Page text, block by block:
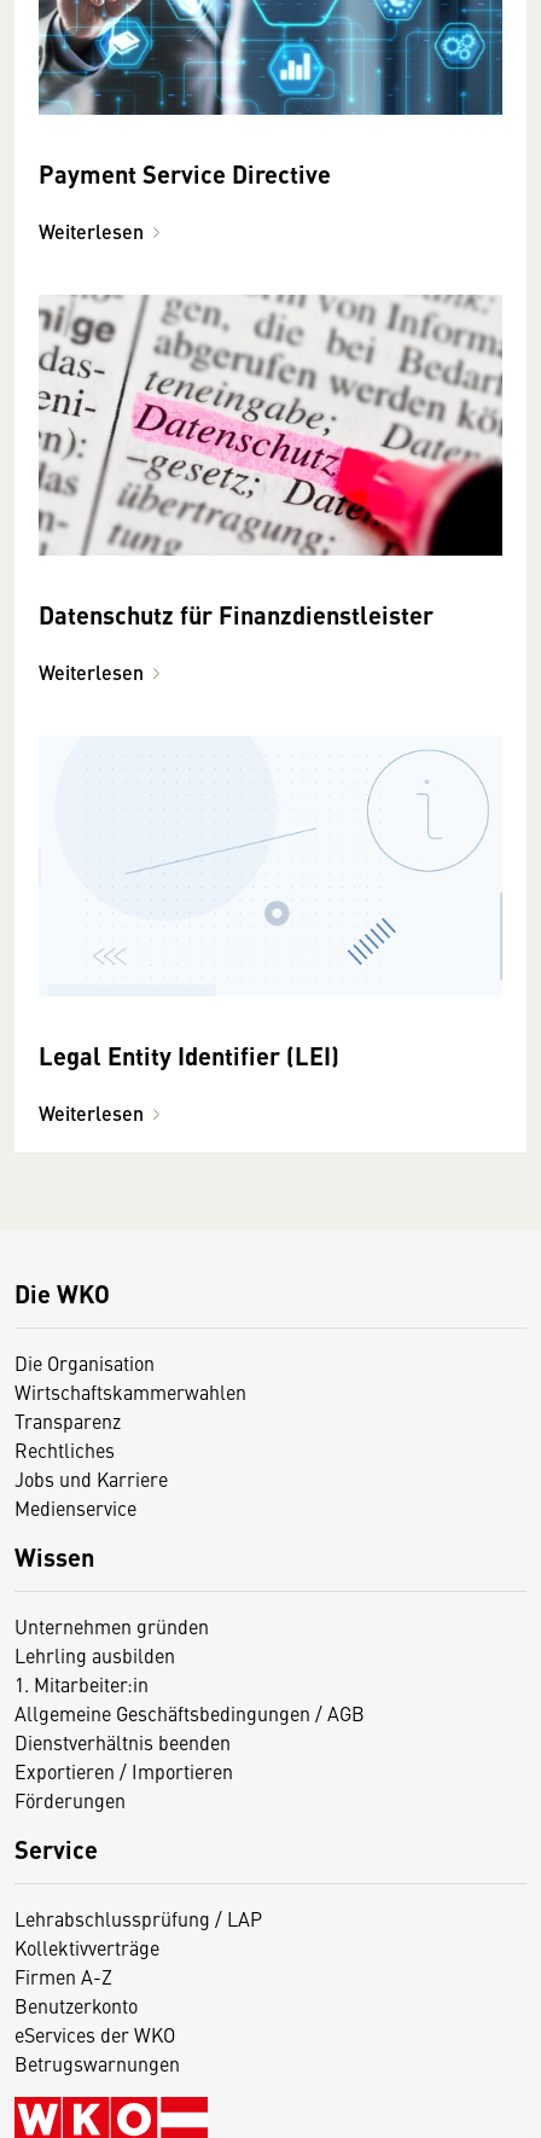
Payment Service Directive
Weiterlesen
Datenschutz für Finanzdienstleister
Weiterlesen
Legal Entity Identifier (LEI)
Weiterlesen
Die WKO
Die Organisation
Wirtschaftskammerwahlen
Transparenz
Rechtliches
Jobs und Karriere
Medienservice
Wissen
Unternehmen gründen
Lehrling ausbilden
1. Mitarbeiter:in
Allgemeine Geschäftsbedingungen / AGB
Dienstverhältnis beenden
Exportieren / Importieren
Förderungen
Service
Lehrabschlussprüfung / LAP
Kollektivverträge
Firmen A-Z
Benutzerkonto
eServices der WKO
Betrugswarnungen